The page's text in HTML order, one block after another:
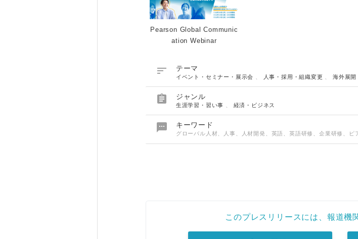
Pearson Global Communic
ation Webinar
 テーマ
イベント・セミナー・展示会 人事・採用・組織変更 、海外展開
 ジャンル
生涯学習・習い事 経済・ビジネス
 キーワード
グローバル人材、人事、人材開発、英語、英語研修、企業研修、ピ
このプレスリリースには、報道機
Japanese